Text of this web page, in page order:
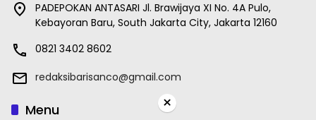
PADEPOKAN ANTASARI Jl. Brawijaya XI No. 4A Pulo,
Kebayoran Baru, South Jakarta City, Jakarta 12160
0821 3402 8602
redaksibarisanco@gmail.com
Menu ×